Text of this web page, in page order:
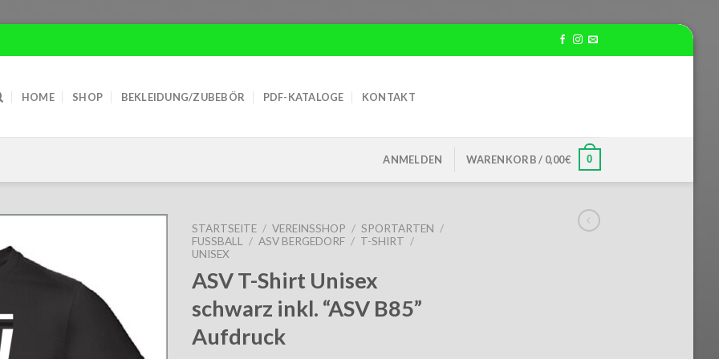
HOME SHOP BEKLEIDUNG/ZUBEBÖR PDF-KATALOGE KONTAKT
ANMELDEN WARENKORB / 0,00€ 0
STARTSEITE / VEREINSSHOP / SPORTARTEN /
FUSSBALL
/ ASV BERGEDORF / T-SHIRT /
UNISEX
ASV T-Shirt Unisex
schwarz inkl. “ASV B85”
Aufdruck